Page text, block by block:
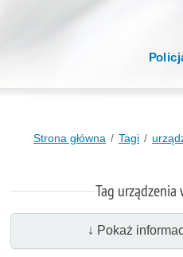
Strona główna Tagi
Tag
↓ Pokaż